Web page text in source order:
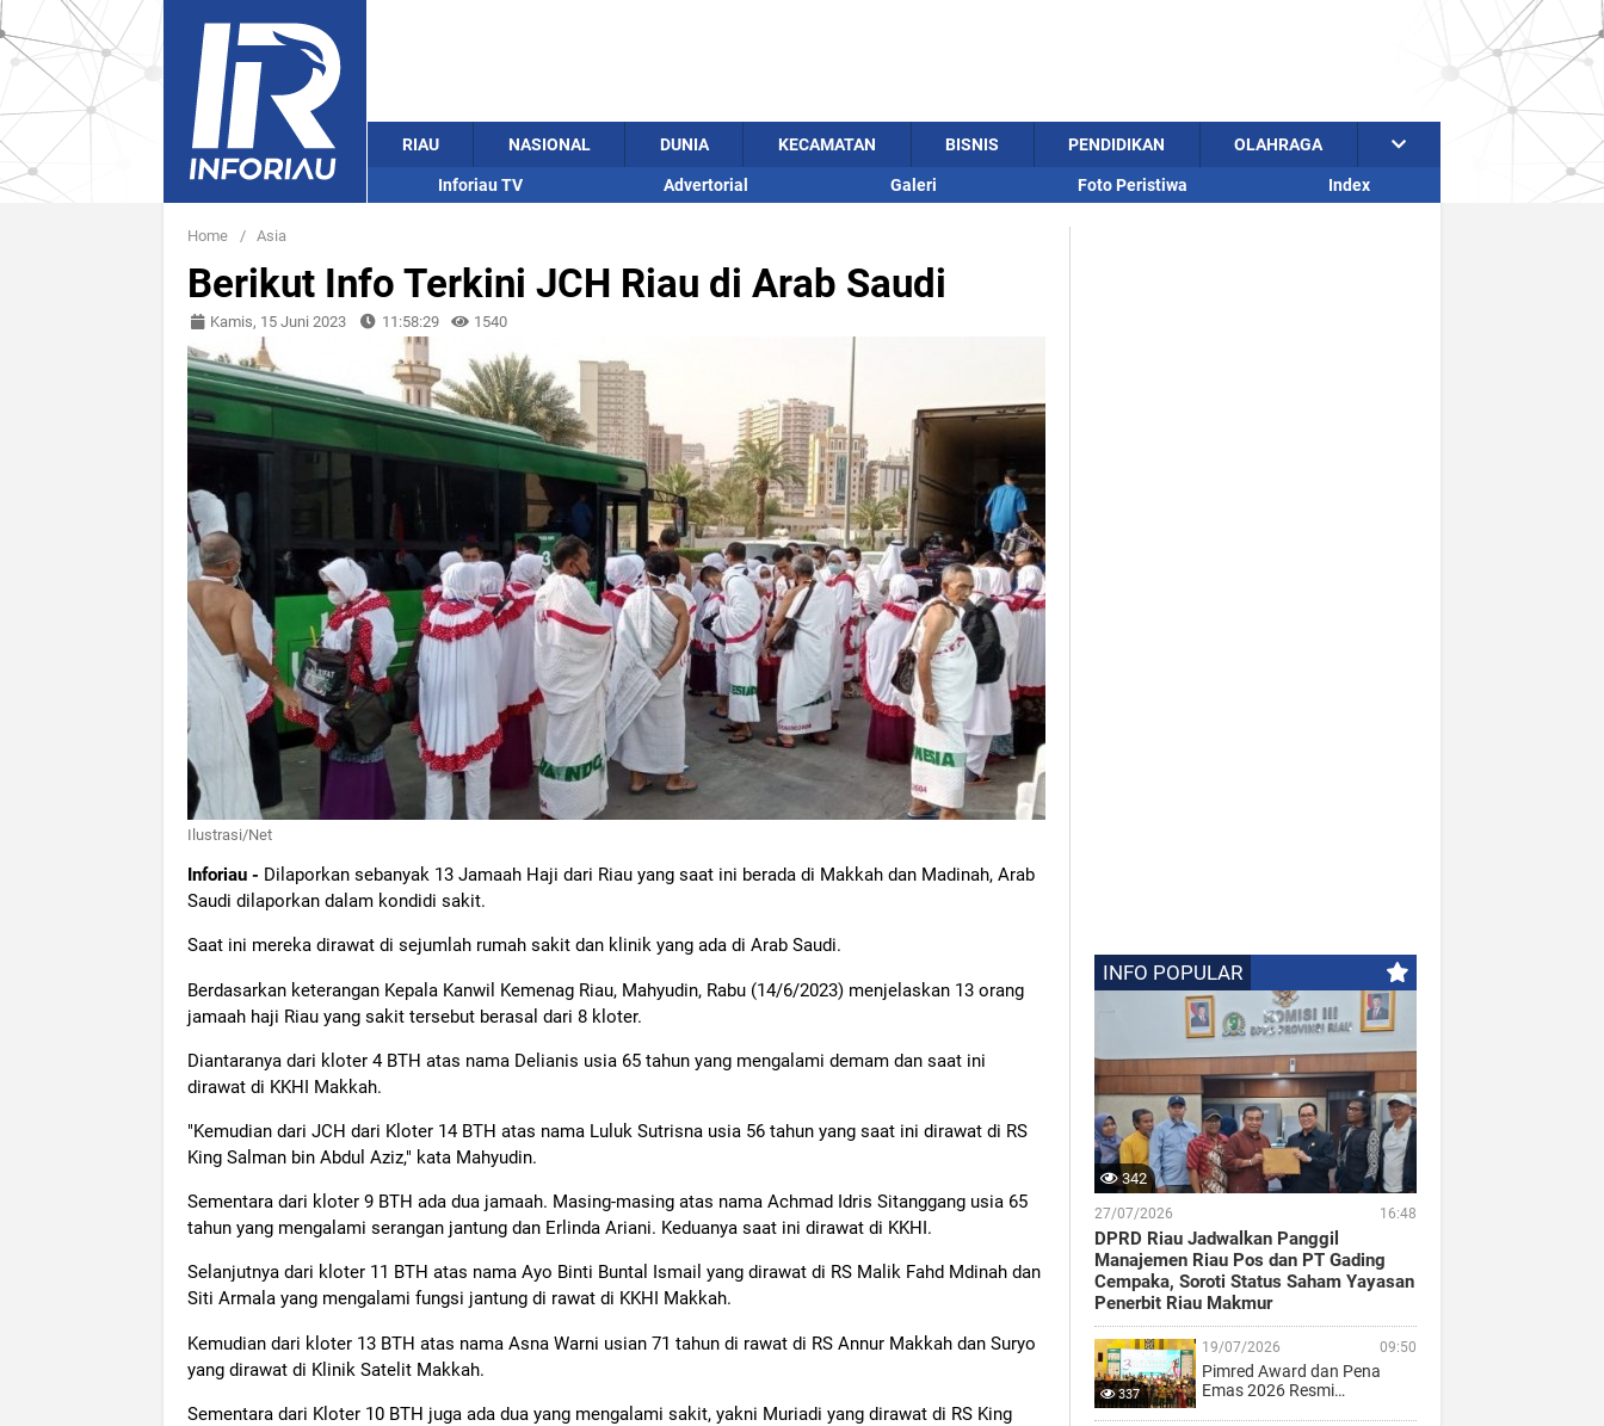
RIAU NASIONAL DUNIA KECAMATAN BISNIS PENDIDIKAN OLAHRAGA
Inforiau TV Advertorial Galeri Foto Peristiwa Index
Home / Asia
Berikut Info Terkini JCH Riau di Arab Saudi
Kamis, 15 Juni 2023 11:58:29 1540
Ilustrasi/Net
Inforiau - Dilaporkan sebanyak 13 Jamaah Haji dari Riau yang saat ini berada di Makkah dan Madinah, Arab
Saudi dilaporkan dalam kondidi sakit.
Saat ini mereka dirawat di sejumlah rumah sakit dan klinik yang ada di Arab Saudi.
Berdasarkan keterangan Kepala Kanwil Kemenag Riau, Mahyudin, Rabu (14/6/2023) menjelaskan 13 orang
jamaah haji Riau yang sakit tersebut berasal dari 8 kloter.
Diantaranya dari kloter 4 BTH atas nama Delianis usia 65 tahun yang mengalami demam dan saat ini
dirawat di KKHI Makkah.
"Kemudian dari JCH dari Kloter 14 BTH atas nama Luluk Sutrisna usia 56 tahun yang saat ini dirawat di RS
King Salman bin Abdul Aziz," kata Mahyudin.
Sementara dari kloter 9 BTH ada dua jamaah. Masing-masing atas nama Achmad Idris Sitanggang usia 65
tahun yang mengalami serangan jantung dan Erlinda Ariani. Keduanya saat ini dirawat di KKHI.
Selanjutnya dari kloter 11 BTH atas nama Ayo Binti Buntal Ismail yang dirawat di RS Malik Fahd Mdinah dan
Siti Armala yang mengalami fungsi jantung di rawat di KKHI Makkah.
Kemudian dari kloter 13 BTH atas nama Asna Warni usian 71 tahun di rawat di RS Annur Makkah dan Suryo
yang dirawat di Klinik Satelit Makkah.
Sementara dari Kloter 10 BTH juga ada dua yang mengalami sakit, yakni Muriadi yang dirawat di RS King
INFO POPULAR
342
27/07/2026 16:48
DPRD Riau Jadwalkan Panggil
Manajemen Riau Pos dan PT Gading
Cempaka, Soroti Status Saham Yayasan
Penerbit Riau Makmur
337
19/07/2026 09:50
Pimred Award dan Pena
Emas 2026 Resmi…